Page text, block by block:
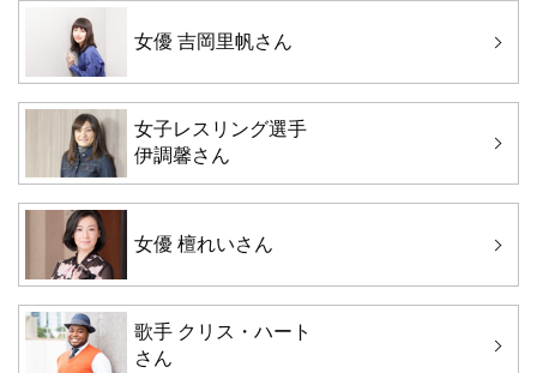
女優 吉岡里帆さん
女子レスリング選手
伊調馨さん
女優 檀れいさん
歌手 クリス・ハート
さん